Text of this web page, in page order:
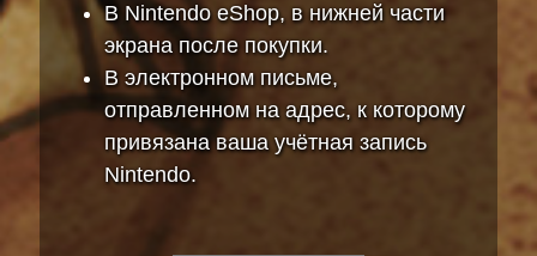
В Nintendo eShop, в нижней части
экрана после покупки.
В электронном письме,
отправленном на адрес, к которому
привязана ваша учётная запись
Nintendo.